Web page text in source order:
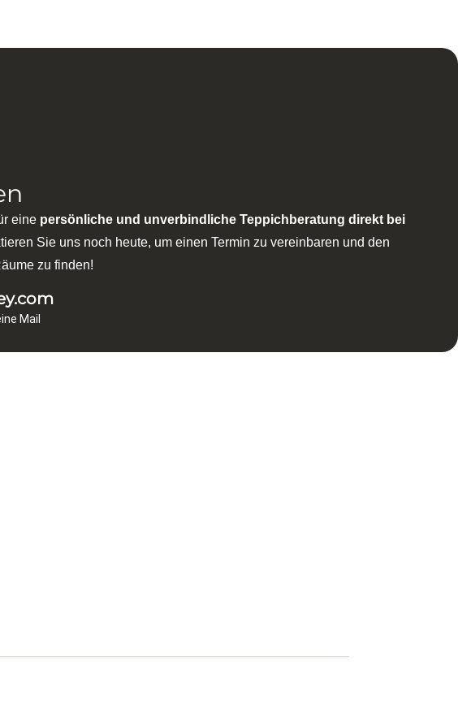
eine persönliche und unverbindliche Teppichberatung direkt bei
Sie uns noch heute, um einen Termin zu vereinbaren und den
zu finden!
Mail